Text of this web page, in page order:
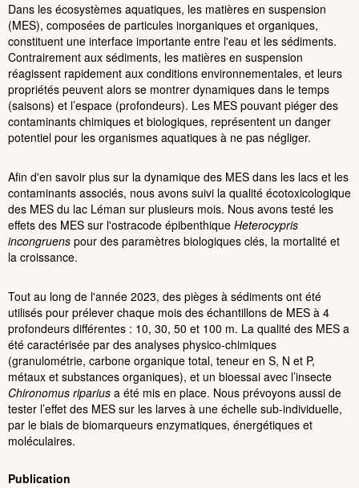
Dans les écosystèmes aquatiques, les matières en suspension
(MES), composées de particules inorganiques et organiques,
constituent une interface importante entre l'eau et les sédiments.
Contrairement aux sédiments, les matières en suspension
réagissent rapidement aux conditions environnementales, et leurs
propriétés peuvent alors se montrer dynamiques dans le temps
(saisons) et l’espace (profondeurs). Les MES pouvant piéger des
contaminants chimiques et biologiques, représentent un danger
potentiel pour les organismes aquatiques à ne pas négliger.
Afin d'en savoir plus sur la dynamique des MES dans les lacs et les
contaminants associés, nous avons suivi la qualité écotoxicologique
des MES du lac Léman sur plusieurs mois. Nous avons testé les
effets des MES sur l'ostracode épibenthique Heterocypris
incongruens pour des paramètres biologiques clés, la mortalité et
la croissance.
Tout au long de l'année 2023, des pièges à sédiments ont été
utilisés pour prélever chaque mois des échantillons de MES à 4
profondeurs différentes : 10, 30, 50 et 100 m. La qualité des MES a
été caractérisée par des analyses physico-chimiques
(granulométrie, carbone organique total, teneur en S, N et P,
métaux et substances organiques), et un bioessai avec l’insecte
Chironomus riparius a été mis en place. Nous prévoyons aussi de
tester l’effet des MES sur les larves à une échelle sub-individuelle,
par le biais de biomarqueurs enzymatiques, énergétiques et
moléculaires.
Publication